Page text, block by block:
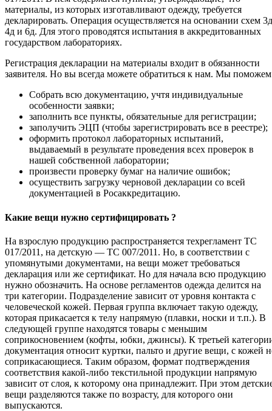
материалы, из которых изготавливают одежду, требуется
декларировать. Операция осуществляется на основании схем
4д и 6д. Для этого проводятся испытания в аккредитованных
государством лабораториях.
Регистрация декларации на материалы входит в обязанности
заявителя. Но вы всегда можете обратиться к нам. Мы
Собрать всю документацию, учтя индивидуальные
особенности заявки;
заполнить все пункты, обязательные для регистрации;
заполучить ЭЦП (чтобы зарегистрировать все в реестре);
оформить протокол лабораторных испытаний,
выдаваемый в результате проведения всех проверок в
нашей собственной лаборатории;
произвести проверку бумаг на наличие ошибок;
осуществить загрузку черновой декларации со всей
документацией в Росаккредитацию.
Какие вещи нужно сертифицировать ?
На взрослую продукцию распространяется техрегламент ТС
017/2011, на детскую — ТС 007/2011. Но, в соответствии с
упомянутыми документами, на вещи может требоваться
декларация или же сертификат. Но для начала всю продукцию
нужно обозначить. На основе регламентов одежда делится на
три категории. Подразделение зависит от уровня контакта с
человеческой кожей. Первая группа включает такую одежду,
которая прикасается к телу напрямую (плавки, носки и т.п.). В
следующей группе находятся товары с меньшим
соприкосновением (кофты, юбки, джинсы). К третьей
документация относит куртки, пальто и другие вещи, с кожей
соприкасающиеся. Таким образом, формат подтверждения
соответствия какой-либо текстильной продукции напрямую
зависит от слоя, к которому она принадлежит. При этом
вещи разделяются также по возрасту, для которого они
выпускаются.